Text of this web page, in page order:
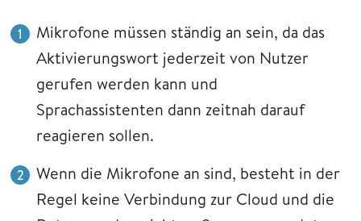
Mikrofone müssen ständig an sein, da das
Aktivierungswort jederzeit von Nutzer
gerufen werden kann und
Sprachassistenten dann zeitnah darauf
reagieren sollen.
Wenn die Mikrofone an sind, besteht in der
Regel keine Verbindung zur Cloud und die